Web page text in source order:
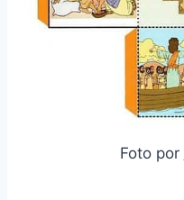
Foto por